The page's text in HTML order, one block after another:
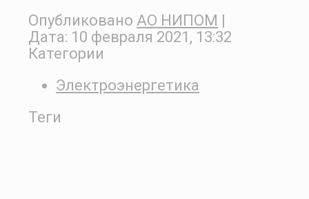
Опубликовано АО НИПОМ |
Дата: 10 февраля 2021, 13:32
Категории
Электроэнергетика
Теги